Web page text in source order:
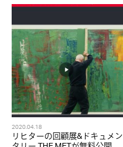
2020.04.18
リヒターの回顧展&ドキュメン